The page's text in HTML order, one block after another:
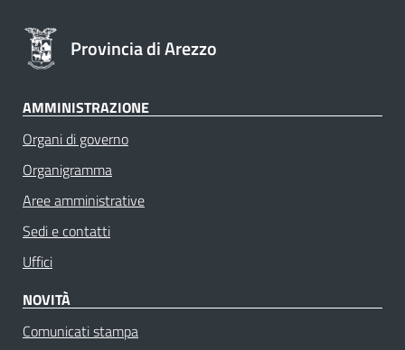
Provincia di Arezzo
AMMINISTRAZIONE
Organi di governo
Organigramma
Aree amministrative
Sedi e contatti
Uffici
NOVITÀ
Comunicati stampa